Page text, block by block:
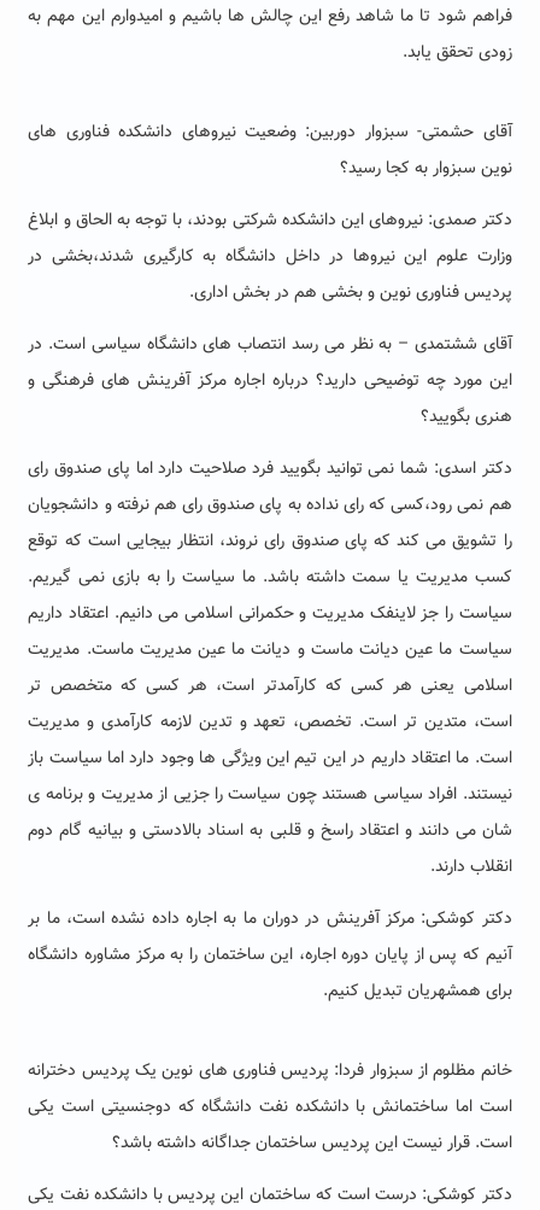
فراهم شود تا ما شاهد رفع این چالش ها باشیم و امیدوارم این مهم به
زودی تحقق یابد.
آقای حشمتی- سبزوار دوربین: وضعیت نیروهای دانشکده فناوری های
نوین سبزوار به کجا رسید؟
دکتر صمدی: نیروهای این دانشکده شرکتی بودند، با توجه به الحاق و ابلاغ
وزارت علوم این نیروها در داخل دانشگاه به کارگیری شدند،بخشی در
پردیس فناوری نوین و بخشی هم در بخش اداری.
آقای ششتمدی – به نظر می رسد انتصاب های دانشگاه سیاسی است. در
این مورد چه توضیحی دارید؟ درباره اجاره مرکز آفرینش های فرهنگی و
هنری بگویید؟
دکتر اسدی: شما نمی توانید بگویید فرد صلاحیت دارد اما پای صندوق رای
هم نمی رود،کسی که رای نداده به پای صندوق رای هم نرفته و دانشجویان
را تشویق می کند که پای صندوق رای نروند، انتظار بیجایی است که توقع
کسب مدیریت یا سمت داشته باشد. ما سیاست را به بازی نمی گیریم.
سیاست را جز لاینفک مدیریت و حکمرانی اسلامی می دانیم. اعتقاد داریم
سیاست ما عین دیانت ماست و دیانت ما عین مدیریت ماست. مدیریت
اسلامی یعنی هر کسی که کارآمدتر است، هر کسی که متخصص تر
است، متدین تر است. تخصص، تعهد و تدین لازمه کارآمدی و مدیریت
است. ما اعتقاد داریم در این تیم این ویژگی ها وجود دارد اما سیاست باز
نیستند. افراد سیاسی هستند چون سیاست را جزیی از مدیریت و برنامه ی
شان می دانند و اعتقاد راسخ و قلبی به اسناد بالادستی و بیانیه گام دوم
انقلاب دارند.
دکتر کوشکی: مرکز آفرینش در دوران ما به اجاره داده نشده است، ما بر
آنیم که پس از پایان دوره اجاره، این ساختمان را به مرکز مشاوره دانشگاه
برای همشهریان تبدیل کنیم.
خانم مظلوم از سبزوار فردا: پردیس فناوری های نوین یک پردیس دخترانه
است اما ساختمانش با دانشکده نفت دانشگاه که دوجنسیتی است یکی
است. قرار نیست این پردیس ساختمان جداگانه داشته باشد؟
دکتر کوشکی: درست است که ساختمان این پردیس با دانشکده نفت یکی